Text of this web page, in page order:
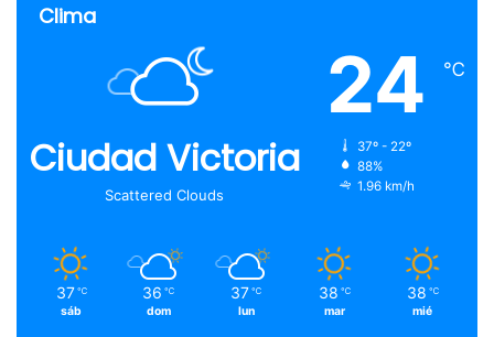
Clima
Ciudad Victoria
Scattered Clouds
24 ℃
37º - 22º
88%
1.96 km/h
37 ℃
sáb
36 ℃
dom
37 ℃
lun
38 ℃
mar
38 ℃
mié